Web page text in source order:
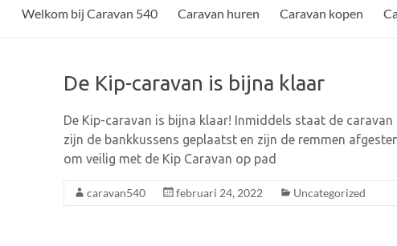
Welkom bij Caravan 540 Caravan huren Caravan kopen
De Kip-caravan is bijna klaar
De Kip-caravan is bijna klaar! Inmiddels staat de
zijn de bankkussens geplaatst en zijn de remmen
om veilig met de Kip Caravan op pad
caravan540 februari 24, 2022 Uncategorized